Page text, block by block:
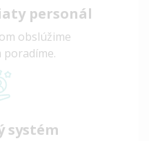
personál
obslúžime
poradíme.
systém